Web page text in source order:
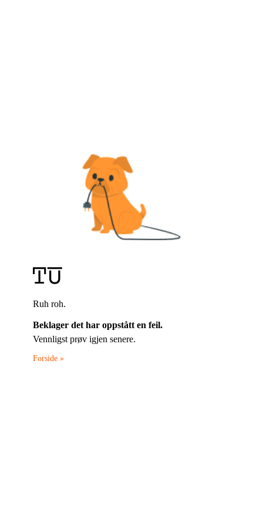
Ruh roh.
Beklager det har oppstått en feil.
Vennligst prøv igjen senere.
Forside »